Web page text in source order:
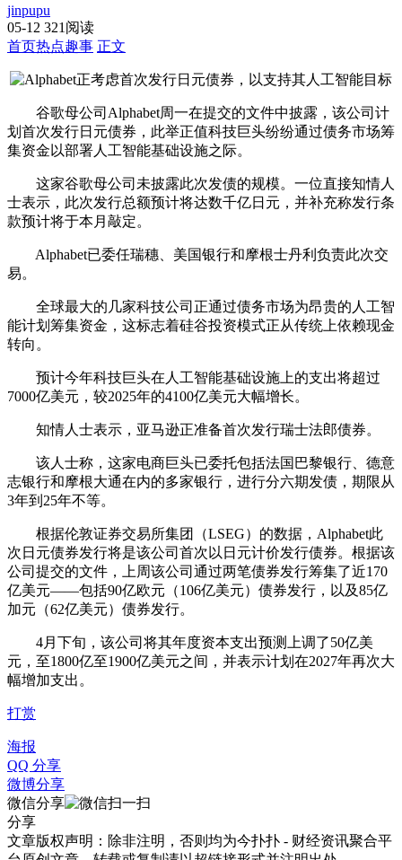
jinpupu
05-12 321阅读
首页热点趣事 正文
谷歌母公司Alphabet周一在提交的文件中披露，该公司计
划首次发行日元债券，此举正值科技巨头纷纷通过债务市场筹
集资金以部署人工智能基础设施之际。
这家谷歌母公司未披露此次发债的规模。一位直接知情人
士表示，此次发行总额预计将达数千亿日元，并补充称发行条
款预计将于本月敲定。
Alphabet已委任瑞穗、美国银行和摩根士丹利负责此次交
易。
全球最大的几家科技公司正通过债务市场为昂贵的人工智
能计划筹集资金，这标志着硅谷投资模式正从传统上依赖现金
转向。
预计今年科技巨头在人工智能基础设施上的支出将超过
7000亿美元，较2025年的4100亿美元大幅增长。
知情人士表示，亚马逊正准备首次发行瑞士法郎债券。
该人士称，这家电商巨头已委托包括法国巴黎银行、德意
志银行和摩根大通在内的多家银行，进行分六期发债，期限从
3年到25年不等。
根据伦敦证券交易所集团（LSEG）的数据，Alphabet此
次日元债券发行将是该公司首次以日元计价发行债券。根据该
公司提交的文件，上周该公司通过两笔债券发行筹集了近170
亿美元——包括90亿欧元（106亿美元）债券发行，以及85亿
加元（62亿美元）债券发行。
4月下旬，该公司将其年度资本支出预测上调了50亿美
元，至1800亿至1900亿美元之间，并表示计划在2027年再次大
幅增加支出。
打赏
海报
QQ 分享
微博分享
微信分享
分享
文章版权声明：除非注明，否则均为今扑扑 - 财经资讯聚合平